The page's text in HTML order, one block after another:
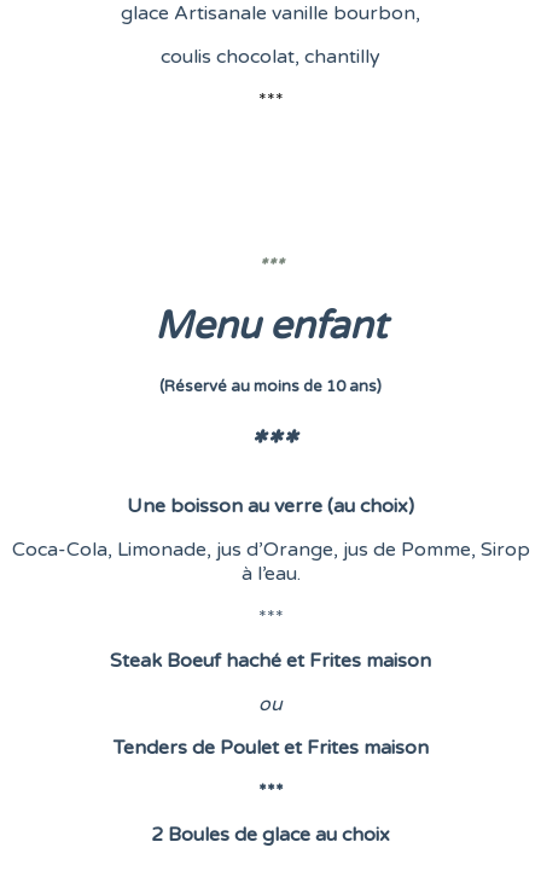
glace Artisanale vanille bourbon,
coulis chocolat, chantilly
***
***
Menu enfant
(Réservé au moins de 10 ans)
***
Une boisson au verre (au choix)
Coca-Cola, Limonade, jus d’Orange, jus de Pomme, Sirop
à l’eau.
***
Steak Boeuf haché et Frites maison
ou
Tenders de Poulet et Frites maison
***
2 Boules de glace au choix